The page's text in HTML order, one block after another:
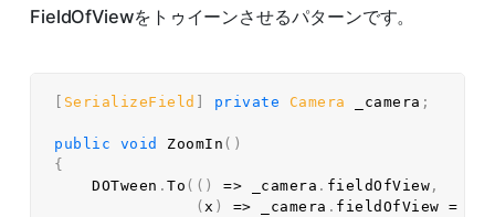
FieldOfViewをトゥイーンさせるパターンです。
SerializeField private Camera _camera ;
public void ZoomIn ( )
{
    DOTween
.To ( ( ) => _camera . fieldOfView ,
(x ) => _camera . fieldOfView =